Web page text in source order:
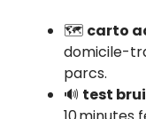
🗺️ carto
domicile-
parcs.
🔊 test